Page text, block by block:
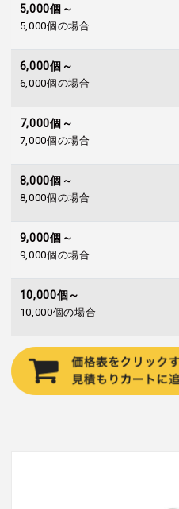
5,000個～
5,000個の場合
6,000個～
6,000個の場合
7,000個～
7,000個の場合
8,000個～
8,000個の場合
9,000個～
9,000個の場合
10,000個～
10,000個の場合